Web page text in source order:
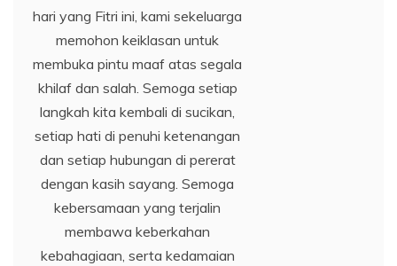
hari yang Fitri ini, kami sekeluarga
memohon keiklasan untuk
membuka pintu maaf atas segala
khilaf dan salah. Semoga setiap
langkah kita kembali di sucikan,
setiap hati di penuhi ketenangan
dan setiap hubungan di pererat
dengan kasih sayang. Semoga
kebersamaan yang terjalin
membawa keberkahan
kebahagiaan, serta kedamaian